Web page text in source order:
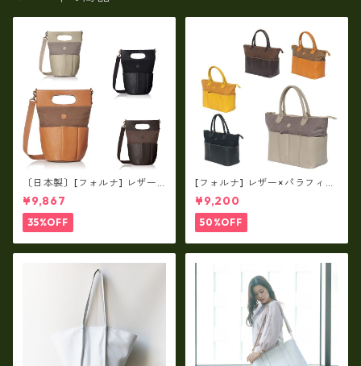
〔日本製〕[フォルナ] レザー×
パラフィン筒型2way シュリン
クレザー×79Aパラフィン fo
-259630
¥9,867
35%OFF
[フォルナ] レザー×パラフィン
筒型2way シュリンクレザー×
79Aパラフィン トートL fo-2
59632
¥9,200
50%OFF